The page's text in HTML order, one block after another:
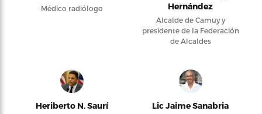
Médico radiólogo
Hernández
Alcalde de Camuy y
presidente de la Federación
de Alcaldes
Heriberto N. Saurí Lic Jaime Sanabria